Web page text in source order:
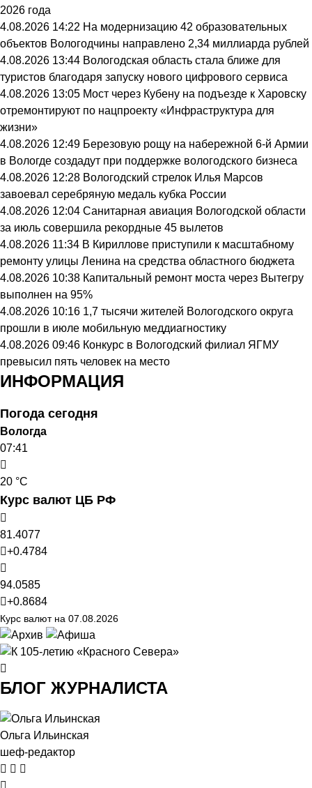
2026 года
4.08.2026 14:22 На модернизацию 42 образовательных
объектов Вологодчины направлено 2,34 миллиарда рублей
4.08.2026 13:44 Вологодская область стала ближе для
туристов благодаря запуску нового цифрового сервиса
4.08.2026 13:05 Мост через Кубену на подъезде к Харовску
отремонтируют по нацпроекту «Инфраструктура для
жизни»
4.08.2026 12:49 Березовую рощу на набережной 6-й Армии
в Вологде создадут при поддержке вологодского бизнеса
4.08.2026 12:28 Вологодский стрелок Илья Марсов
завоевал серебряную медаль кубка России
4.08.2026 12:04 Санитарная авиация Вологодской области
за июль совершила рекордные 45 вылетов
4.08.2026 11:34 В Кириллове приступили к масштабному
ремонту улицы Ленина на средства областного бюджета
4.08.2026 10:38 Капитальный ремонт моста через Вытегру
выполнен на 95%
4.08.2026 10:16 1,7 тысячи жителей Вологодского округа
прошли в июле мобильную меддиагностику
4.08.2026 09:46 Конкурс в Вологодский филиал ЯГМУ
превысил пять человек на место
ИНФОРМАЦИЯ
Погода сегодня
Вологда
07:41
20 °C
Курс валют ЦБ РФ
81.4077
+0.4784
94.0585
+0.8684
Курс валют на 07.08.2026
БЛОГ ЖУРНАЛИСТА
Ольга Ильинская
шеф-редактор